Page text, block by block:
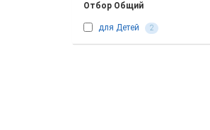
Отбор Общий
для Детей 2